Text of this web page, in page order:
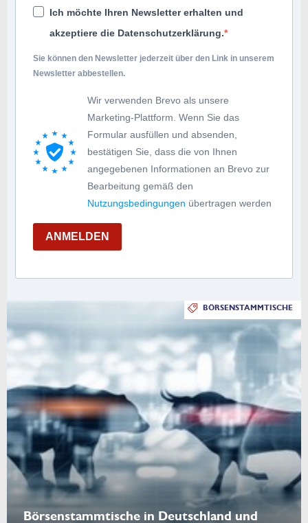
Ich möchte Ihren Newsletter erhalten und
akzeptiere die Datenschutzerklärung.
Sie können den Newsletter jederzeit über den Link in unserem
Newsletter abbestellen.
Wir verwenden Brevo als unsere
Marketing-Plattform. Wenn Sie das
Formular ausfüllen und absenden,
bestätigen Sie, dass die von Ihnen
angegebenen Informationen an Brevo zur
Bearbeitung gemäß den
Nutzungsbedingungen übertragen werden
ANMELDEN
BÖRSENSTAMMTISCHE
Börsenstammtische in Deutschland und